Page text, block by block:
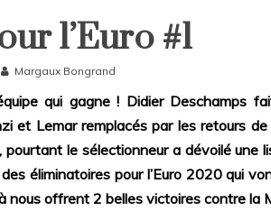
l’Euro #1
Margaux Bongrand
qui gagne ! Didier Deschamps
et Lemar remplacés par les retours
pourtant le sélectionneur a dévoilé
éliminatoires pour l’Euro 2020 qui
nous offrent 2 belles victoires contre la